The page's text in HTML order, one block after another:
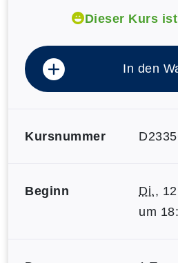
Dieser Kurs
In den
Kursnummer
Beginn Di.,
um